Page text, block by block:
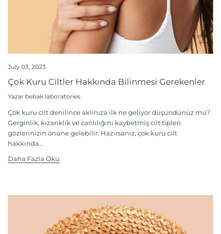
July 03, 2023
Çok Kuru Ciltler Hakkında Bilinmesi Gerekenler
Yazar bebak laboratories
Çok kuru cilt denilince aklınıza ilk ne geliyor düşündünüz mü?
Gerginlik, kızarıklık ve canlılığını kaybetmiş cilt tipleri
gözlerinizin önüne gelebilir. Hazırsanız, çok kuru cilt
hakkında...
Daha Fazla Oku